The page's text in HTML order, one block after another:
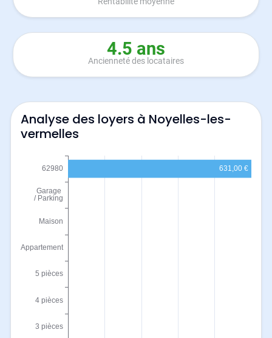
4.5 ans
Ancienneté des locataires
Analyse des loyers à Noyelles-les-
vermelles